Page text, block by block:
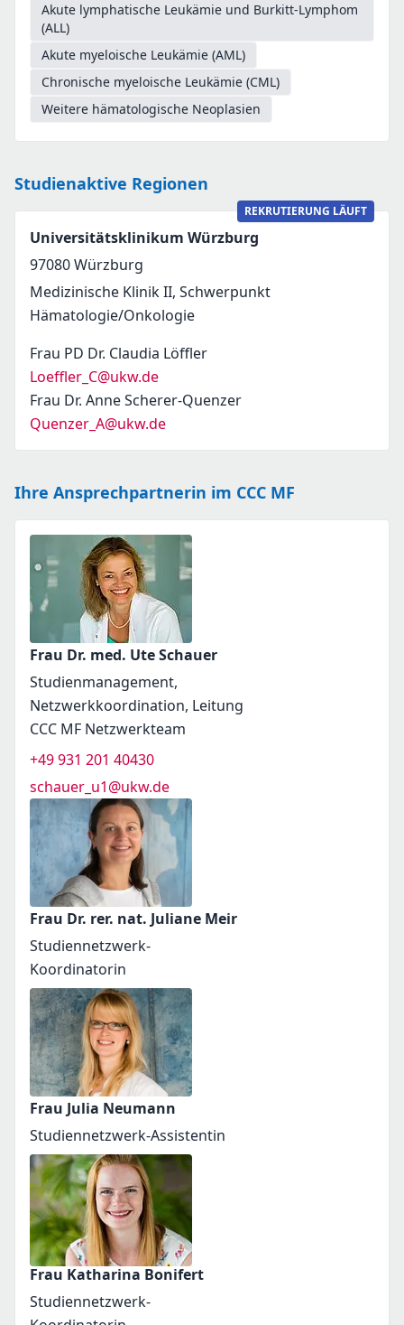
Akute lymphatische Leukämie und Burkitt-Lymphom
(ALL)
Akute myeloische Leukämie (AML)
Chronische myeloische Leukämie (CML)
Weitere hämatologische Neoplasien
Studienaktive Regionen
REKRUTIERUNG LÄUFT
Universitätsklinikum Würzburg
97080Würzburg
Medizinische Klinik II, Schwerpunkt
Hämatologie/Onkologie
Frau PD Dr. Claudia Löffler
Loeffler_C@ukw.de
Frau Dr. Anne Scherer-Quenzer
Quenzer_A@ukw.de
Ihre Ansprechpartnerin im CCC MF
Frau Dr. med. Ute Schauer
Studienmanagement,
Netzwerkkoordination, Leitung
CCC MF Netzwerkteam
+49 931 201 40430
schauer_u1@ukw.de
Frau Dr. rer. nat. Juliane Meir
Studiennetzwerk-
Koordinatorin
Frau Julia Neumann
Studiennetzwerk-Assistentin
Frau Katharina Bonifert
Studiennetzwerk-